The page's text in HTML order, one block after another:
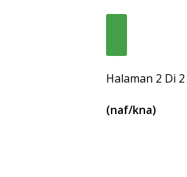
Halaman 2 Di 2
(naf/kna)